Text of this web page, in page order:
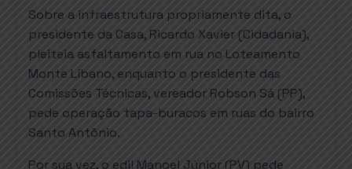
Sobre a infraestrutura propriamente dita, o
presidente da Casa, Ricardo Xavier (Cidadania),
pleiteia asfaltamento em rua no Loteamento
Monte Líbano, enquanto o presidente das
Comissões Técnicas, vereador Robson Sá (PP),
pede operação tapa-buracos em ruas do bairro
Santo Antônio.
Por sua vez, o edil Manoel Júnior (PV) pede